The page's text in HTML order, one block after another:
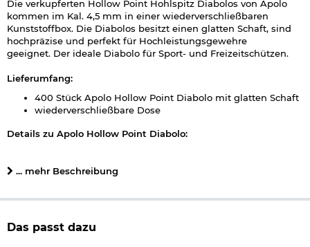
Die verkupferten Hollow Point Hohlspitz Diabolos von Apolo
kommen im Kal. 4,5 mm in einer wiederverschließbaren
Kunststoffbox. Die Diabolos besitzt einen glatten Schaft, sind
hochpräzise und perfekt für Hochleistungsgewehre
geeignet. Der ideale Diabolo für Sport- und Freizeitschützen.
Lieferumfang:
400 Stück Apolo Hollow Point Diabolo mit glatten Schaft
wiederverschließbare Dose
Details zu Apolo Hollow Point Diabolo:
Kaliber 4,5 mm (.177)
Länge: 6 mm
Form: Hohlspitz
Marke: Apolo
... mehr Beschreibung
Das passt dazu